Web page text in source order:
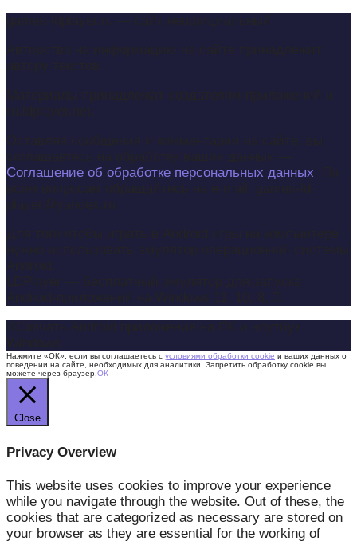
Соглашение об обработке персональных данных
Нажмите «ОК», если вы соглашаетесь с условиями обработки cookie и ваших данных о
поведении на сайте, необходимых для аналитики. Запретить обработку cookie вы
можете через браузер. ОК
Close
Privacy Overview
This website uses cookies to improve your experience
while you navigate through the website. Out of these, the
cookies that are categorized as necessary are stored on
your browser as they are essential for the working of